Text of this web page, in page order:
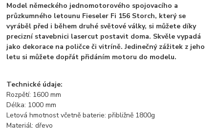
Model německého jednomotorového spojovacího a
průzkumného letounu Fieseler Fi 156 Storch, který se
vyráběl před i během druhé světové války, si můžete díky
precizní stavebnici lasercut postavit doma. Skvěle vypadá
jako dekorace na poličce či vitríně. Jedinečný zážitek z jeho
letu si můžete dopřát přidáním motoru do modelu.
Technické údaje:
Rozpětí: 1600 mm
Délka: 1000 mm
Letová hmotnost včetně baterie: přibližně 1800g
Materiál: dřevo